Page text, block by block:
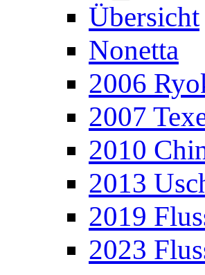
Übersicht
Nonetta
2006
2007
2010
2013
2019
2023